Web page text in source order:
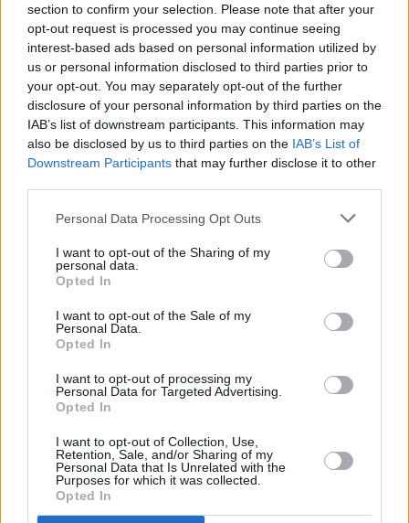
section to confirm your selection. Please note that after your
opt-out request is processed you may continue seeing
interest-based ads based on personal information utilized by
us or personal information disclosed to third parties prior to
your opt-out. You may separately opt-out of the further
disclosure of your personal information by third parties on the
IAB’s list of downstream participants. This information may
also be disclosed by us to third parties on the IAB’s List of
Downstream Participants that may further disclose it to other
Personal Data Processing Opt Outs
I want to opt-out of the Sharing of my
personal data.
Opted In
I want to opt-out of the Sale of my
Personal Data.
Opted In
I want to opt-out of processing my
Personal Data for Targeted Advertising.
Opted In
I want to opt-out of Collection, Use,
Retention, Sale, and/or Sharing of my
Personal Data that Is Unrelated with the
Purposes for which it was collected.
Opted In
48.400 Kč • příspěvek na ubytování (Jihlava, okres Jihlava)
07.08.2026 -Bosch Powertrain s.r.o. Jihlava • obsluha CNC strojů •
48.400 Kč • náborový bonus 50.000 Kč • příspěvek na ubytování
okres Jihlava)
07.08.2026 -Specialista pro elektronická zařízení údržby (m/ž) (tř.
Klementa 869, Mladá Boleslav II)
06.08.2026 -Bosch Powertrain s.r.o. Jihlava • CNC operátor• mzda
Kč • náborový bonus 50.000 Kč • příspěvek na ubytování (Jihlava,
06.08.2026 - Bosch Powertrain s.r.o. • montážní dělník • mzda 44.700
týdenní zálohy na mzdu 2.000 Kč (Jihlava, okres Jihlava)
Vybrané články
Prima sport - co nabídne v prvním
Parabola.cz- web o satelitní, terestrické a kabelové televizi, ©
O webu parabola.cz
Dovolená u moře•Bazény